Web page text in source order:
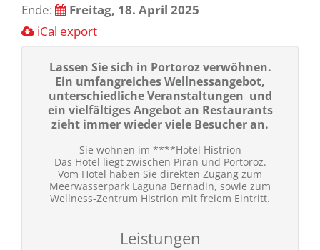
Ende:
Freitag, 18. April 2025
iCal export
Lassen Sie sich in Portoroz verwöhnen.
Ein umfangreiches Wellnessangebot,
unterschiedliche Veranstaltungen und
ein vielfältiges Angebot an Restaurants
zieht immer wieder viele Besucher an.
Sie wohnen im ****Hotel Histrion
Das Hotel liegt zwischen Piran und Portoroz.
Vom Hotel haben Sie direkten Zugang zum
Meerwasserpark Laguna Bernadin, sowie zum
Wellness-Zentrum Histrion mit freiem Eintritt.
Leistungen